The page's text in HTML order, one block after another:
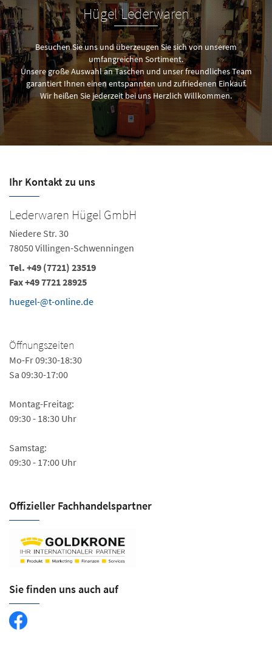
Hügel Lederwaren
Besuchen Sie uns und überzeugen Sie sich von unserem
umfangreichen Sortiment.
Unsere große Auswahl an Taschen und unser freundliches Team
garantiert Ihnen einen entspannten und zufriedenen Einkauf.
Wir heißen Sie jederzeit bei uns Herzlich Willkommen.
Ihr Kontakt zu uns
Lederwaren Hügel GmbH
Niedere Str. 30
78050 Villingen-Schwenningen
Tel. +49 (7721) 23519
Fax +49 7721 28925
huegel-@t-online.de
Öffnungszeiten
Mo-Fr 09:30-18:30
Sa 09:30-17:00
Montag-Freitag:
09:30 - 18:30 Uhr
Samstag:
09:30 - 17:00 Uhr
Offizieller Fachhandels­partner
Sie finden uns auch auf